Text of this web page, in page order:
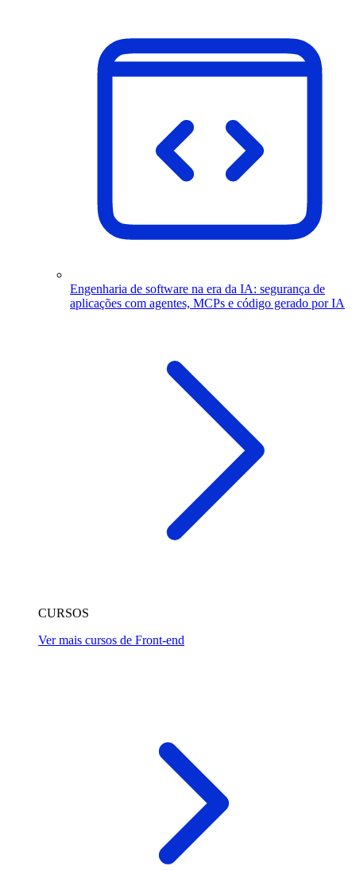
Engenharia de software na era da IA: segurança de
aplicações com agentes, MCPs e código gerado por IA
CURSOS
Ver mais cursos de Front-end